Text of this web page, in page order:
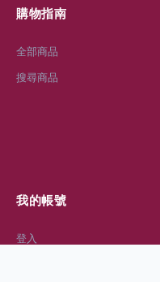
購物指南
全部商品
搜尋商品
我的帳號
登入